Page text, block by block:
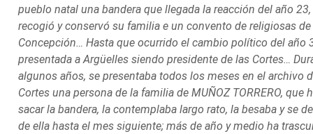
pueblo natal una bandera que llegada la reacción del año 23,
recogió y conservó su familia e un convento de religiosas
Concepción… Hasta que ocurrido el cambio político del año
presentada a Argüelles siendo presidente de las Cortes…
algunos años, se presentaba todos los meses en el archivo
Cortes una persona de la familia de MUÑOZ TORRERO, que
sacar la bandera, la contemplaba largo rato, la besaba y se
de ella hasta el mes siguiente; más de año y medio ha